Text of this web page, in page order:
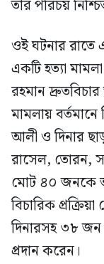
তার পরিচয়
ওই ঘটনার
একটি হত্যা
রহমান
মামলায়
আলী ও দিনার
রাসেল, তোরন,
মোট ৪০ জনকে
বিচারিক
দিনারসহ ৩৮
প্রদান করেন।